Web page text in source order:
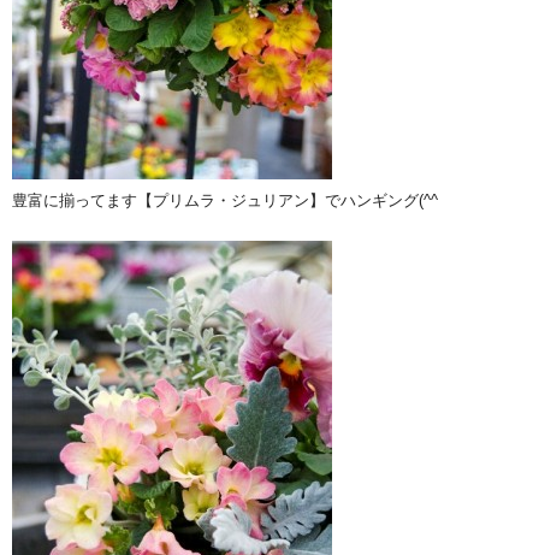
豊富に揃ってます【プリムラ・ジュリアン】でハンギング(^^ゞ